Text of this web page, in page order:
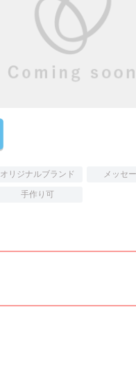
オリジナルブランド メッセ
手作り可